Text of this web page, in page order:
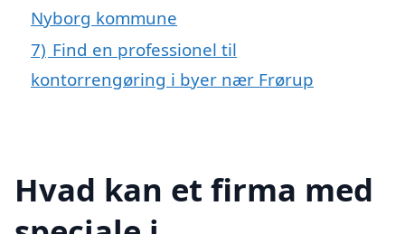
Nyborg kommune
7) Find en professionel til
kontorrengøring i byer nær Frørup
Hvad kan et firma med